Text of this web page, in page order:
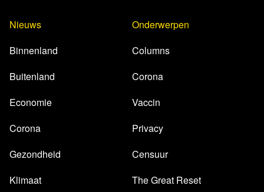
Nieuws
Binnenland
Buitenland
Economie
Corona
Gezondheid
Klimaat
Onderwerpen
Columns
Corona
Vaccin
Privacy
Censuur
The Great Reset